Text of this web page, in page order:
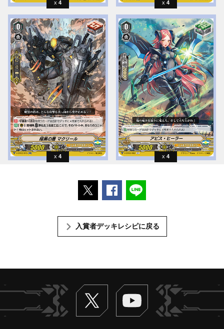
4 4
4 4
ポストするFacebookでシェアする
入賞者デッキレシピに戻る
Twitter ヴァンガードch